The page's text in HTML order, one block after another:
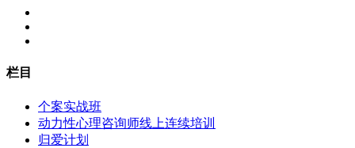
栏目
个案实战班
动力性心理咨询师线上连续培训
归爱计划